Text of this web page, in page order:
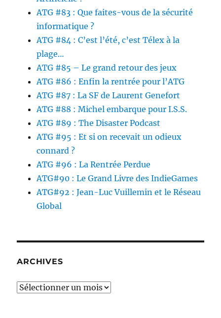
ATG #83 : Que faites-vous de la sécurité
informatique ?
ATG #84 : C’est l’été, c’est Télex à la
plage…
ATG #85 – Le grand retour des jeux
ATG #86 : Enfin la rentrée pour l’ATG
ATG #87 : La SF de Laurent Genefort
ATG #88 : Michel embarque pour I.S.S.
ATG #89 : The Disaster Podcast
ATG #95 : Et si on recevait un odieux
connard ?
ATG #96 : La Rentrée Perdue
ATG#90 : Le Grand Livre des IndieGames
ATG#92 : Jean-Luc Vuillemin et le Réseau
Global
ARCHIVES
Archives